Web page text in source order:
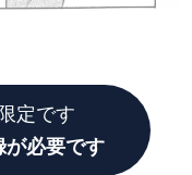
定です
が必要です